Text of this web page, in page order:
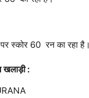
स्कोर 60 रन का रहा है।
खलाड़ी :